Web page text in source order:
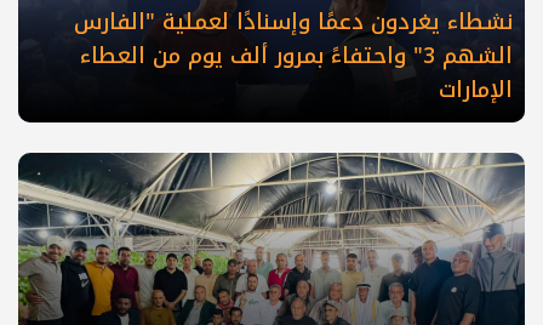
نشطاء يغردون دعمًا وإسنادًا لعملية "الفارس
الشهم 3" واحتفاءً بمرور ألف يوم من العطاء
الإمارات